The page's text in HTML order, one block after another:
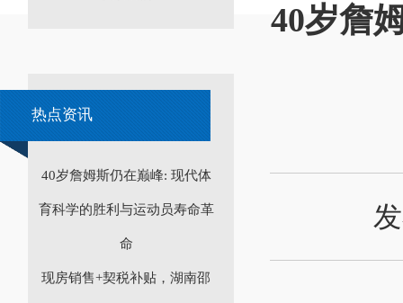
热点资讯
40岁詹姆斯仍在巅峰: 现代体
育科学的胜利与运动员寿命革
命
现房销售+契税补贴，湖南邵
40岁詹